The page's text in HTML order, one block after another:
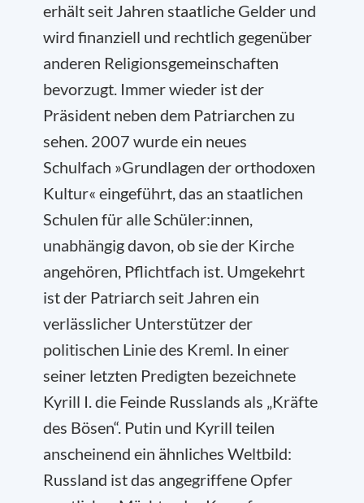
erhält seit Jahren staatliche Gelder und
wird finanziell und rechtlich gegenüber
anderen Religionsgemeinschaften
bevorzugt. Immer wieder ist der
Präsident neben dem Patriarchen zu
sehen. 2007 wurde ein neues
Schulfach »Grundlagen der orthodoxen
Kultur« eingeführt, das an staatlichen
Schulen für alle Schüler:innen,
unabhängig davon, ob sie der Kirche
angehören, Pflichtfach ist. Umgekehrt
ist der Patriarch seit Jahren ein
verlässlicher Unterstützer der
politischen Linie des Kreml. In einer
seiner letzten Predigten bezeichnete
Kyrill I. die Feinde Russlands als „Kräfte
des Bösen“. Putin und Kyrill teilen
anscheinend ein ähnliches Weltbild:
Russland ist das angegriffene Opfer